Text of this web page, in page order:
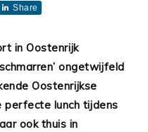
Share
in Oostenrijk
ongetwijfeld
Oostenrijkse
perfecte lunch tijdens
ook thuis in